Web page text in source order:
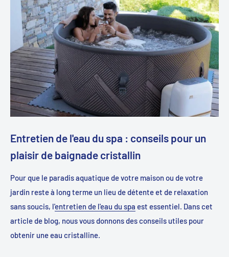
Entretien de l'eau du spa : conseils pour un
plaisir de baignade cristallin
Pour que le paradis aquatique de votre maison ou de votre
jardin reste à long terme un lieu de détente et de relaxation
sans soucis, l'entretien de l'eau du spa est essentiel. Dans cet
article de blog, nous vous donnons des conseils utiles pour
obtenir une eau cristalline.